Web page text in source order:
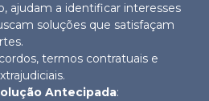
ajudam a identificar interesses
soluções que satisfaçam
termos contratuais e
Antecipada: